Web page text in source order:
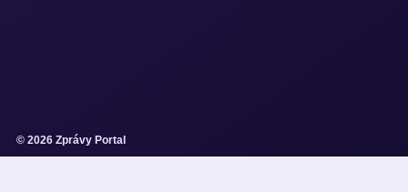
© 2026 Zprávy Portal